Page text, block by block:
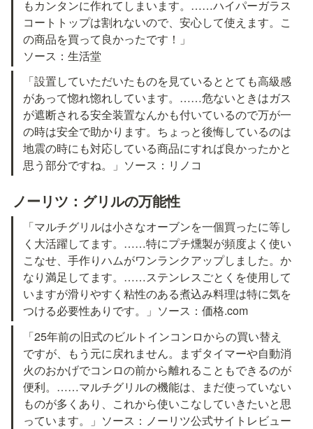
もカンタンに作れてしまいます。……ハイパーガラス
コートトップは割れないので、安心して使えます。こ
の商品を買って良かったです！」
ソース：生活堂
「設置していただいたものを見ているととても高級感
があって惚れ惚れしています。……危ないときはガス
が遮断される安全装置なんかも付いているので万が一
の時は安全で助かります。ちょっと後悔しているのは
地震の時にも対応している商品にすれば良かったかと
思う部分ですね。」ソース：リノコ
ノーリツ：グリルの万能性
「マルチグリルは小さなオーブンを一個買ったに等し
く大活躍してます。……特にプチ燻製が頻度よく使い
こなせ、手作りハムがワンランクアップしました。か
なり満足してます。……ステンレスごとくを使用して
いますが滑りやすく粘性のある煮込み料理は特に気を
つける必要性ありです。」ソース：価格.com
「25年前の旧式のビルトインコンロからの買い替え
ですが、もう元に戻れません。まずタイマーや自動消
火のおかげでコンロの前から離れることもできるのが
便利。……マルチグリルの機能は、まだ使っていない
ものが多くあり、これから使いこなしていきたいと思
っています。」ソース：ノーリツ公式サイトレビュー